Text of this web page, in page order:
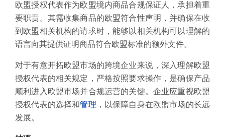
欧盟授权代表作为欧盟境内商品合规保证人，承担着重
要职责。其需收集商品的欧盟符合性声明，并确保在收
到欧盟相关机构的请求时，能够以相关机构可以理解的
语言向其提供证明商品符合欧盟标准的额外文件。
对于有意开拓欧盟市场的跨境企业来说，深入理解欧盟
授权代表的相关规定，严格按照要求操作，是确保产品
顺利进入欧盟市场并合规运营的关键。企业应重视欧盟
授权代表的选择和管理 ，以保障自身在欧盟市场的长远
发展。